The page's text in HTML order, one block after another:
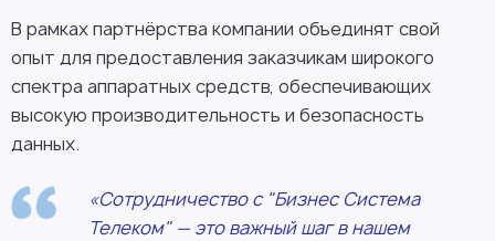
В рамках партнёрства компании объединят свой
опыт для предоставления заказчикам широкого
спектра аппаратных средств, обеспечивающих
высокую производительность и безопасность
данных.
«Сотрудничество с "Бизнес Система
Телеком" — это важный шаг в нашем